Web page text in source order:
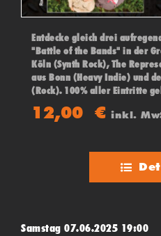
Entdecke gleich drei
"Battle of the Bands" in der
Köln (Synth Rock), The
aus Bonn (Heavy Indie) und
(Rock). 100% aller Eintritte
Sieger des Abends!
12,00€ inkl.
Samstag 07.06.2025 19:00